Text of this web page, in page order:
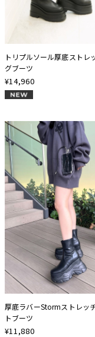
トリプルソール厚底ストレ
グブーツ
¥14,960
厚底ラバーStormストレッ
トブーツ
¥11,880